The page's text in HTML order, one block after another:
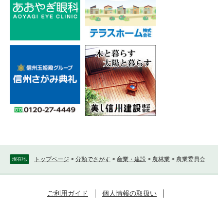
現在地 トップページ > 分類でさがす > 産業・建設 > 農林業 > 農業委員会
ご利用ガイド
個人情報の取扱い